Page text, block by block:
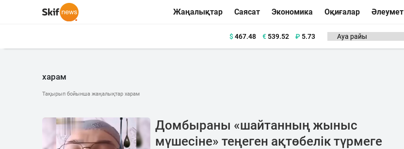
Жаңалықтар Саясат Экономика Оқиғалар Әлеумет
$467.48 €539.52 ₽ 5.73
харам
Тақырып бойынша жаңалықтар харам
Домбыраны «шайтанның жыныс
мүшесіне» теңеген ақтөбелік түрмеге